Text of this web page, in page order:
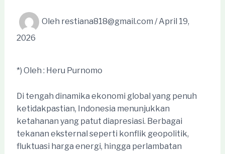
Oleh restiana818@gmail.com /April 19,
2026
*) Oleh : Heru Purnomo
Di tengah dinamika ekonomi global yang penuh
ketidakpastian, Indonesia menunjukkan
ketahanan yang patut diapresiasi. Berbagai
tekanan eksternal seperti konflik geopolitik,
fluktuasi harga energi, hingga perlambatan